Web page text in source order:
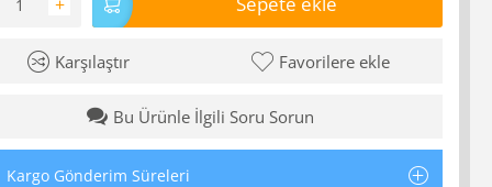
Karşılaştır Favorilere ekle
Bu Ürünle İlgili Soru Sorun
Kargo Gönderim Süreleri